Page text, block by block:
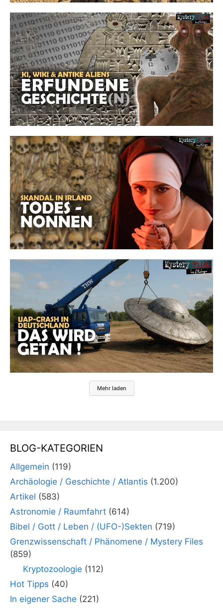
Mehr laden
BLOG-KATEGORIEN
Allgemein (119)
Archäologie / Geschichte / Atlantis (1.200)
Artikel (583)
Astronomie / Raumfahrt (614)
Bibel / Gott / Leben / (UFO-)Sekten (719)
Grenzwissenschaft / Phänomene / Mystery Files
(859)
Kryptozoologie (112)
Hot Tipps (40)
In eigener Sache (221)